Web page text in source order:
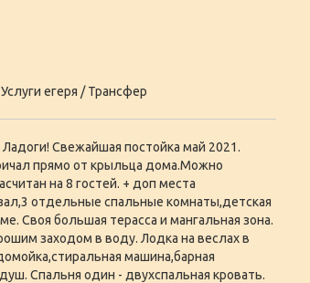
егеря / Трансфер
Свежайшая постойка май 2021.
прямо от крыльца дома.Можно
на 8 гостей. + доп места
отдельные спальные комнаты,детская
Своя большая терасса и мангальная зона.
заходом в воду. Лодка на веслах в
машина,барная
Спальня один - двухспальная кровать.